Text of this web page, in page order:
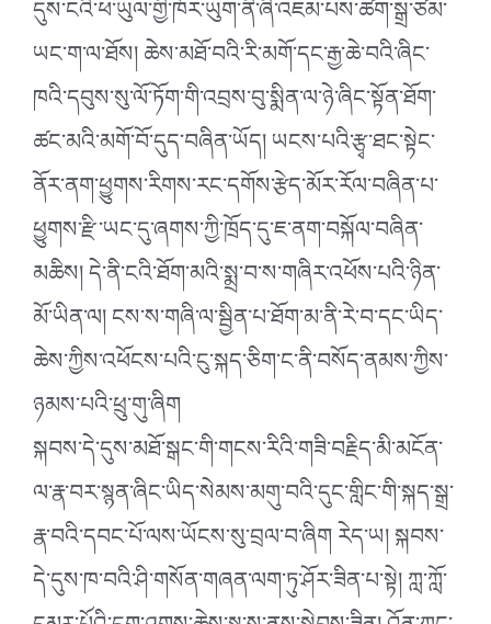
དུས་ངའི་ཕ་ཡུལ་གྱི་ཁོར་ཡུག་ནི་ཞི་འཇམ་པས་ཚག་སྒྲ་ཙམ་
ཡང་ག་ལ་ཐོས། ཆེས་མཐོ་བའི་རི་མགོ་དང་རྒྱ་ཆེ་བའི་ཞིང་
ཁའི་དབུས་སུ་ལོ་ཏོག་གི་འབྲས་བུ་སྨིན་ལ་ཉེ་ཞིང་སྟོན་ཐོག་
ཚང་མའི་མགོ་བོ་དུད་བཞིན་ཡོད། ཡངས་པའི་རྩྭ་ཐང་སྟེང་
ནོར་ནག་ཕྱུགས་རིགས་རང་དགོས་རྩེད་མོར་རོལ་བཞིན་པ་
ཕྱུགས་རྫི་ཡང་དུ་ཞགས་ཀྱི་ཁྲོད་དུ་ཇ་ནག་བསྐོལ་བཞིན་
མཆིས། དེ་ནི་ངའི་ཐོག་མའི་སྨྲ་བ་ས་གཞིར་འཕོས་པའི་ཉིན་
མོ་ཡིན་ལ། ངས་ས་གཞི་ལ་སྦྱིན་པ་ཐོག་མ་ནི་རེ་བ་དང་ཡིད་
ཆེས་ཀྱིས་འཕོངས་པའི་ངུ་སྐད་ཅིག་ང་ནི་བསོད་ནམས་ཀྱིས་
ཉམས་པའི་ཕྲུ་གུ་ཞིག
སྐབས་དེ་དུས་མཐོ་སྒང་གི་གངས་རིའི་གཟི་བརྗིད་མི་མངོན་
ལ་རྣ་བར་སྙན་ཞིང་ཡིད་སེམས་མགུ་བའི་དུང་གླིང་གི་སྐད་སྒྲ་
རྣ་བའི་དབང་པོ་ལས་ཡོངས་སུ་བྲལ་བ་ཞིག རེད་ཡ། སྐབས་
དེ་དུས་ཁ་བའི་ཤི་གསོན་གཞན་ལག་ཏུ་ཤོར་ཟིན་པ་སྟེ། ཀླ་ཀློ་